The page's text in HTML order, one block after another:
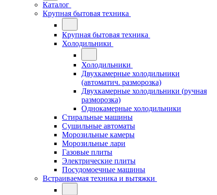
Каталог
Крупная бытовая техника
Крупная бытовая техника
Холодильники
Холодильники
Двухкамерные холодильники
(автоматич. разморозка)
Двухкамерные холодильники (ручная
разморозка)
Однокамерные холодильники
Стиральные машины
Сушильные автоматы
Морозильные камеры
Морозильные лари
Газовые плиты
Электрические плиты
Посудомоечные машины
Встраиваемая техника и вытяжки